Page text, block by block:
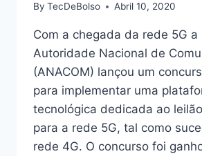
By TecDeBolso Abril 10, 2020
Com a chegada da rede 5G a
Autoridade Nacional de
(ANACOM) lançou um
para implementar uma
tecnológica dedicada ao
para a rede 5G, tal como
rede 4G. O concurso foi